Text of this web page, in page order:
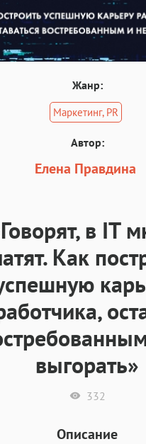
Жанр:
Маркетинг, PR
Автор:
Елена Правдина
в IT
Как
выгорать»
332
Описание